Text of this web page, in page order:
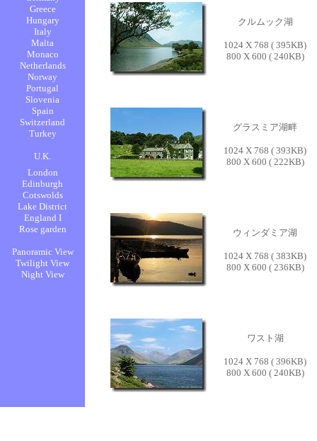
クルムック湖
1024 X 768 ( 395KB)
800 X 600 ( 240KB)
グラスミア湖畔
1024 X 768 ( 393KB)
800 X 600 ( 222KB)
ウィンダミア湖
1024 X 768 ( 383KB)
800 X 600 ( 236KB)
ワスト湖
1024 X 768 ( 396KB)
800 X 600 ( 240KB)